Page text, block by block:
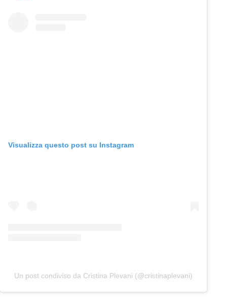
Visualizza questo post su Instagram
Un post condiviso da Cristina Plevani (@cristinaplevani)